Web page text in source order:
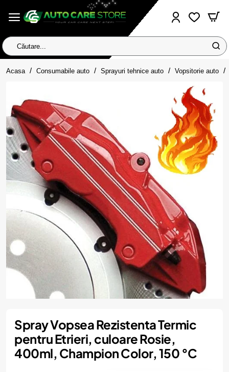
Căutare...
Acasa homeConsumabile auto Sprayuri tehnice auto Vopsitorie auto
Spray Vopsea Rezistenta Termic
pentru Etrieri, culoare Rosie,
400ml, Champion Color, 150 °C